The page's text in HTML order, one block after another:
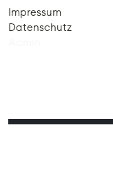
Impressum
Datenschutz